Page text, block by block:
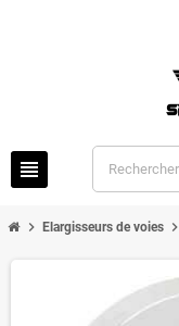
view_headline
chevron_right Elargisseurs de voies chevron_right